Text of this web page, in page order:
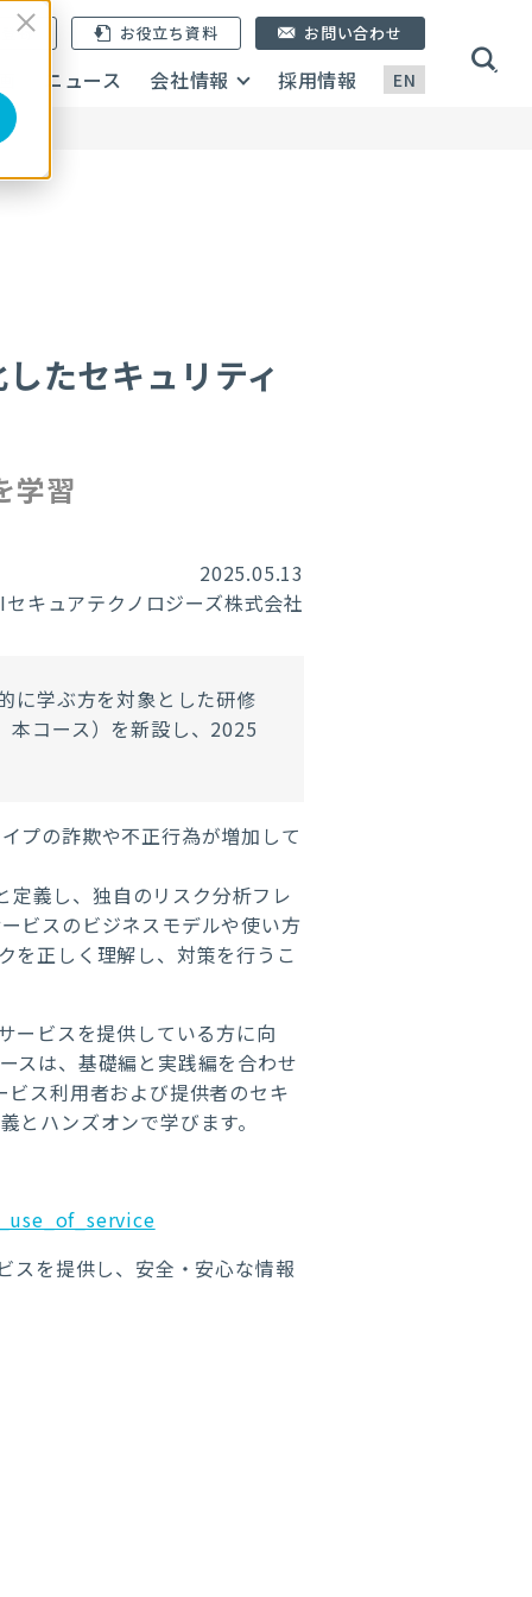
EN
録 お役立ち資料
ニュース 会社情報 採用情報
お問い合わせ
たセキュリティ
学習
2025.05.13
セキュアテクノロジーズ株式会社
に学ぶ方を対象とした研修
コース）を新設し、 2025
プの詐欺や不正行為が増加して
定義し、独自のリスク分析フレ
ビスのビジネスモデルや使い方
を正しく理解し、対策を行うこ
ービスを提供している方に向
スは、基礎編と実践編を合わせ
ス利用者および提供者のセキ
ハンズオンで学びます。
スを提供し、安全・安心な情報